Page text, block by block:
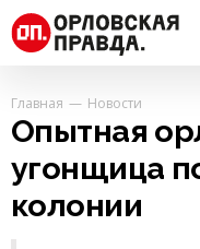
Главная Новости
Опытная
угонщица
колонии